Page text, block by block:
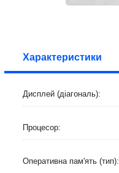
Характеристики
Дисплей (діагональ):
Процесор:
Оперативна пам'ять (тип):